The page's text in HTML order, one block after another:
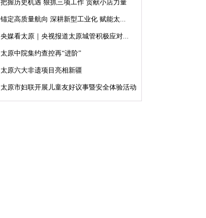
把握历史机遇 狠抓三项工作 贡献小店力量
锚定高质量航向 深耕新型工业化 赋能太...
央媒看太原｜央视报道太原城管积极应对...
太原中院集约查控再“进阶”
太原六大非遗项目亮相新疆
太原市妇联开展儿童友好议事暨安全体验活动